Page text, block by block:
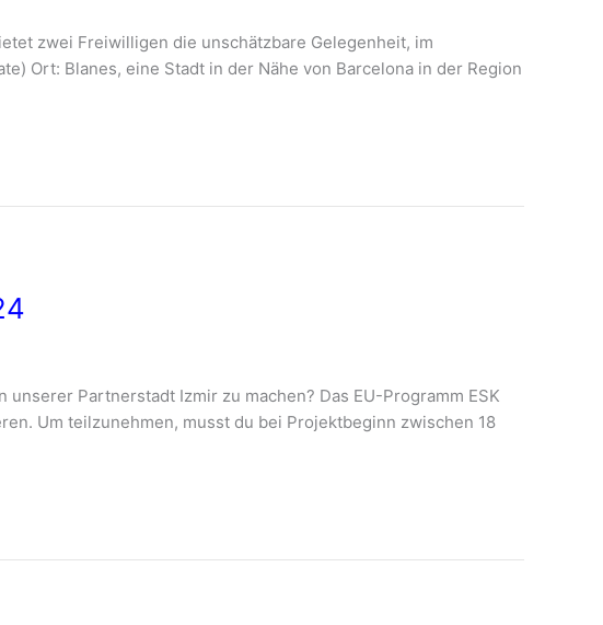
zwei Freiwilligen die unschätzbare Gelegenheit, im
Ort: Blanes, eine Stadt in der Nähe von Barcelona in der Region
Partnerstadt Izmir zu machen? Das EU-Programm ESK
Um teilzunehmen, musst du bei Projektbeginn zwischen 18